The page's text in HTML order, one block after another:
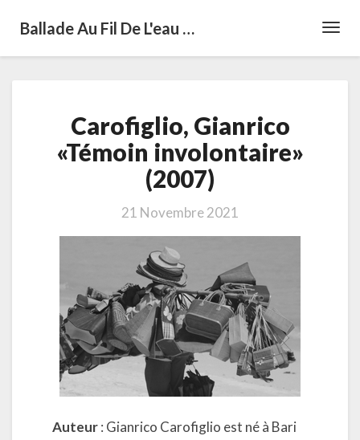
Ballade Au Fil De L'eau …
Gianrico
«Témoin
involontaire»
(2007)
Carofiglio, Gianrico
«Témoin involontaire»
(2007)
21 Novembre 2021
Auteur: Gianrico Carofiglio est né à Bari